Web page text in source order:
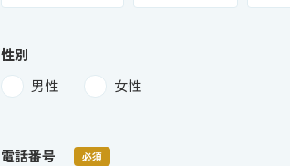
性別
男性
女性
電話番号 必須